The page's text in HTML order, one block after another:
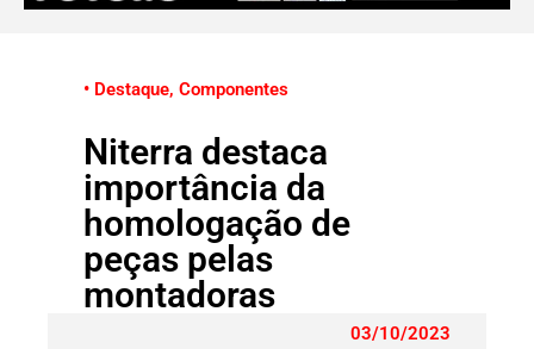
• Destaque, Componentes
Niterra destaca
importância da
homologação de
peças pelas
montadoras
03/10/2023